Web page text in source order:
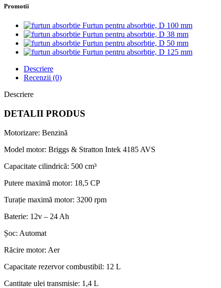
Promotii
Furtun pentru absorbtie, D 100 mm
Furtun pentru absorbtie, D 38 mm
Furtun pentru absorbtie, D 50 mm
Furtun pentru absorbtie, D 125 mm
Descriere
Recenzii (0)
Descriere
DETALII PRODUS
Motorizare: Benzină
Model motor: Briggs & Stratton Intek 4185 AVS
Capacitate cilindrică: 500 cm³
Putere maximă motor: 18,5 CP
Turație maximă motor: 3200 rpm
Baterie: 12v – 24 Ah
Șoc: Automat
Răcire motor: Aer
Capacitate rezervor combustibil: 12 L
Cantitate ulei transmisie: 1,4 L